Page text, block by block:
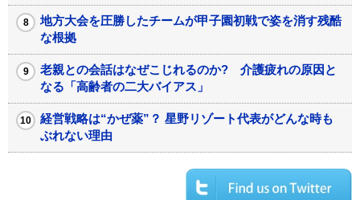
地方大会を圧勝したチームが甲子園初戦で姿を消す残酷
な根拠
老親との会話はなぜこじれるのか? 介護疲れの原因と
なる「高齢者の二大バイアス」
経営戦略は“かぜ薬”？ 星野リゾート代表がどんな時も
ぶれない理由